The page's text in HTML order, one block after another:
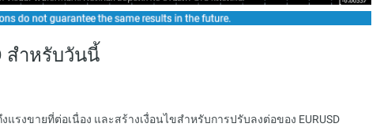
สำหรับวันนี้
รงขายที่ต่อเนื่อง และสร้างเงื่อนไขสำหรับการปรับลงต่อของ EURUSD